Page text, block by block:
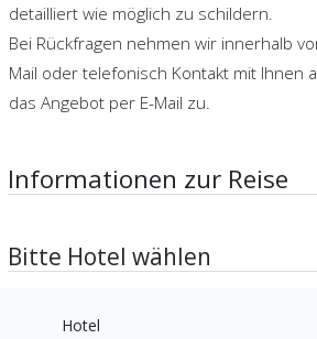
detailliert wie möglich zu schildern.
Bei Rückfragen nehmen wir innerhalb
Mail oder telefonisch Kontakt mit Ihnen
das Angebot per E-Mail zu.
Informationen zur Reise
Bitte Hotel wählen
Hotel